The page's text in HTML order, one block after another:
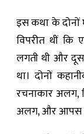
इस कथा के
विपरीत थीं
लगती थी और
था। दोनों
रचनाकार अलग,
अलग, और आपस में